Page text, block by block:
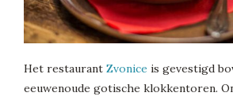
Het restaurant Zvonice is gevestigd
eeuwenoude gotische klokkentoren.